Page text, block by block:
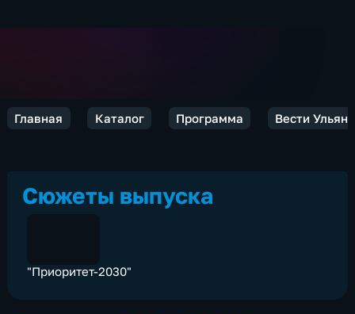
Главная Каталог Программа Вести
Сюжеты выпуска
"Приоритет-2030"